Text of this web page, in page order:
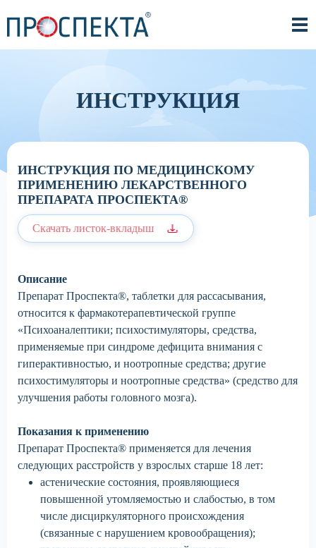
ИНСТРУКЦИЯ
ИНСТРУКЦИЯ ПО МЕДИЦИНСКОМУ
ПРИМЕНЕНИЮ ЛЕКАРСТВЕННОГО
ПРЕПАРАТА ПРОСПЕКТА®
Скачать листок-вкладыш
Описание
Препарат Проспекта®, таблетки для рассасывания,
относится к фармакотерапевтической группе
«Психоаналептики; психостимуляторы, средства,
применяемые при синдроме дефицита внимания с
гиперактивностью, и ноотропные средства; другие
психостимуляторы и ноотропные средства» (средство для
улучшения работы головного мозга).
Показания к применению
Препарат Проспекта® применяется для лечения
следующих расстройств у взрослых старше 18 лет:
астенические состояния, проявляющиеся
повышенной утомляемостью и слабостью, в том
числе дисциркуляторного происхождения
(связанные с нарушением кровообращения);